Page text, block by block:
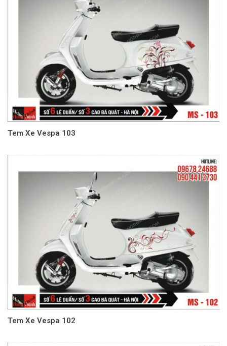
Tem Xe Vespa 103
Tem Xe Vespa 102